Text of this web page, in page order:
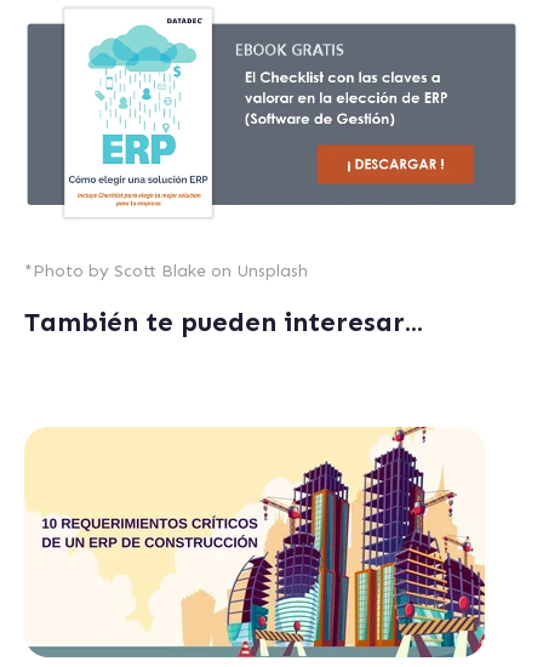
*Photo by Scott Blake on Unsplash
También te pueden interesar...